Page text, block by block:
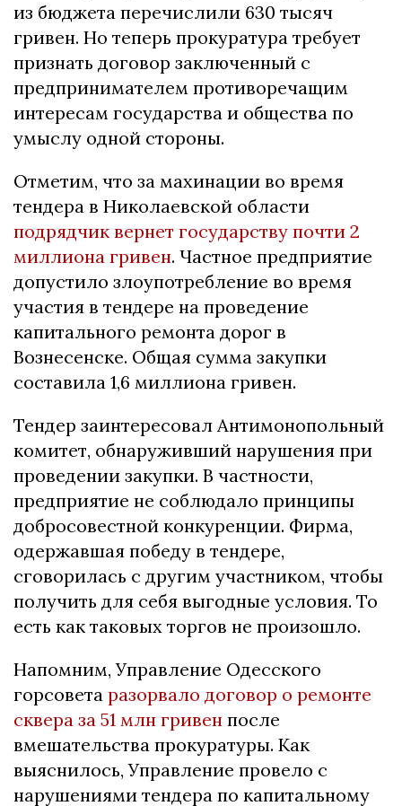
из бюджета перечислили 630 тысяч
гривен. Но теперь прокуратура требует
признать договор заключенный с
предпринимателем противоречащим
интересам государства и общества по
умыслу одной стороны.
Отметим, что за махинации во время
тендера в Николаевской области
подрядчик вернет государству почти 2
миллиона гривен. Частное предприятие
допустило злоупотребление во время
участия в тендере на проведение
капитального ремонта дорог в
Вознесенске. Общая сумма закупки
составила 1,6 миллиона гривен.
Тендер заинтересовал Антимонопольный
комитет, обнаруживший нарушения при
проведении закупки. В частности,
предприятие не соблюдало принципы
добросовестной конкуренции. Фирма,
одержавшая победу в тендере,
сговорилась с другим участником, чтобы
получить для себя выгодные условия. То
есть как таковых торгов не произошло.
Напомним, Управление Одесского
горсовета разорвало договор о ремонте
сквера за 51 млн гривен после
вмешательства прокуратуры. Как
выяснилось, Управление провело с
нарушениями тендера по капитальному